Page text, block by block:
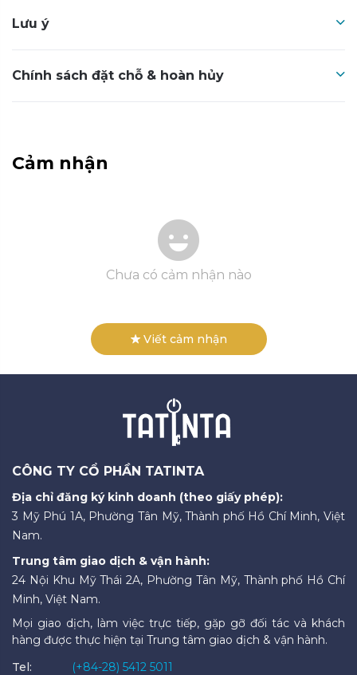
Lưu ý
Chính sách đặt chỗ & hoàn hủy
Cảm nhận
Chưa có cảm nhận nào
Viết cảm nhận
CÔNG TY CỔ PHẦN TATINTA
Địa chỉ đăng ký kinh doanh (theo giấy phép):
3 Mỹ Phú 1A, Phường Tân Mỹ, Thành phố Hồ Chí Minh, Việt
Nam.
Trung tâm giao dịch & vận hành:
24 Nội Khu Mỹ Thái 2A, Phường Tân Mỹ, Thành phố Hồ Chí
Minh, Việt Nam.
Mọi giao dịch, làm việc trực tiếp, gặp gỡ đối tác và khách
hàng được thực hiện tại Trung tâm giao dịch & vận hành.
Tel:
(+84-28) 5412 5011